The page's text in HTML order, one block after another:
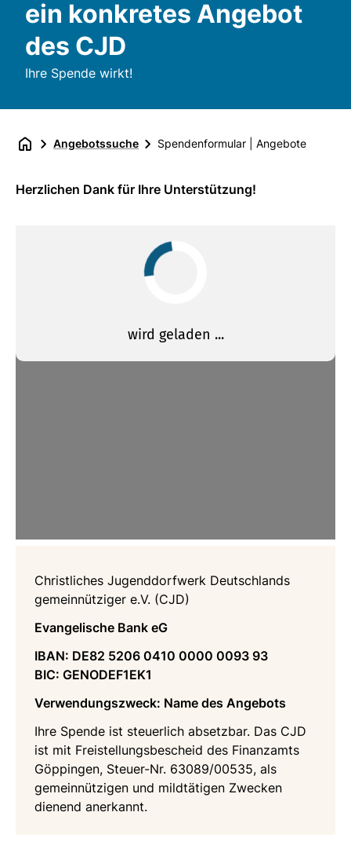
ein konkretes Angebot
des CJD
Ihre Spende wirkt!
Angebotssuche Spendenformular | Angebote
Herzlichen Dank für Ihre Unterstützung!
Christliches Jugenddorfwerk Deutschlands
gemeinnütziger e.V. (CJD)
Evangelische Bank eG
IBAN: DE82 5206 0410 0000 0093 93
BIC: GENODEF1EK1
Verwendungszweck: Name des Angebots
Ihre Spende ist steuerlich absetzbar. Das CJD
ist mit Freistellungsbescheid des Finanzamts
Göppingen, Steuer-Nr. 63089/00535, als
gemeinnützigen und mildtätigen Zwecken
dienend anerkannt.